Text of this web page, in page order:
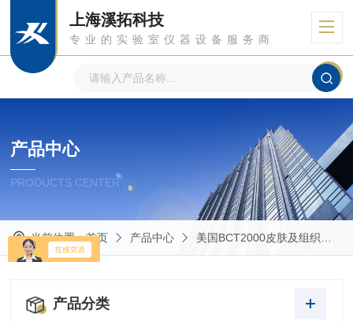
上海溪拓科技
专业的实验室仪器设备服务商
产品中心
PRODUCTS CENTER
当前位置：首页 产品中心 美国BCT2000皮肤及组织生物力学特性（柔软度）测量分析仪
产品分类